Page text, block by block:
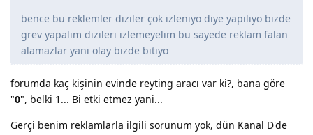
bence bu reklemler diziler çok izleniyo diye yapılıyo bizde
grev yapalım dizileri izlemeyelim bu sayede reklam falan
alamazlar yani olay bizde bitiyo
forumda kaç kişinin evinde reyting aracı var ki?, bana göre
"0", belki 1... Bi etki etmez yani...
Gerçi benim reklamlarla ilgili sorunum yok, dün Kanal D'de